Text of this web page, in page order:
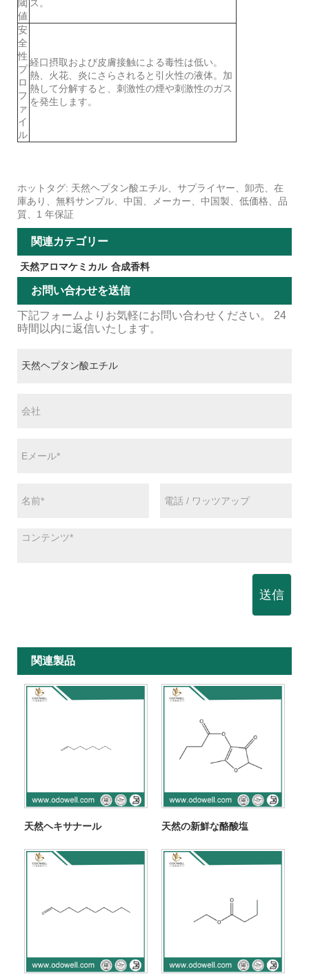
閾
値
ス。
安
全
性
プ
ロ
フ
ァ
イ
ル
経口摂取および皮膚接触による毒性は低い。
熱、火花、炎にさらされると引火性の液体。加
熱して分解すると、刺激性の煙や刺激性のガス
を発生します。
ホットタグ: 天然ヘプタン酸エチル、サプライヤー、卸売、在
庫あり、無料サンプル、中国、メーカー、中国製、低価格、品
質、1 年保証
関連カテゴリー
天然アロマケミカル 合成香料
お問い合わせを送信
下記フォームよりお気軽にお問い合わせください。 24
時間以内に返信いたします。
送信
関連製品
天然ヘキサナール 天然の新鮮な酪酸塩